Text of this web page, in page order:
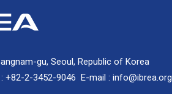
gu, Seoul, Republic of Korea
: +82-2-3452-9046 E-mail : info@ibrea.org